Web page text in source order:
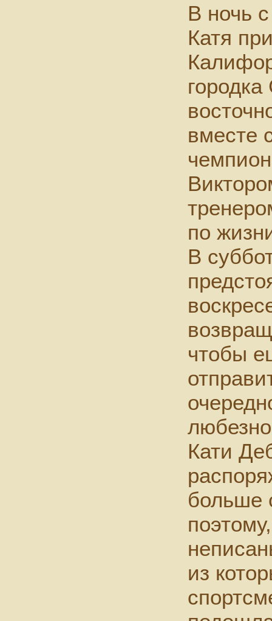
В ночь
Катя
вместе
по
В
чтобы
Кати
больше
из